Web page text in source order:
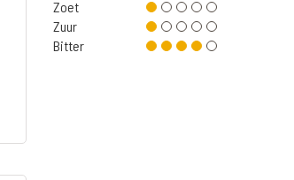
Zoet
Zuur
Bitter